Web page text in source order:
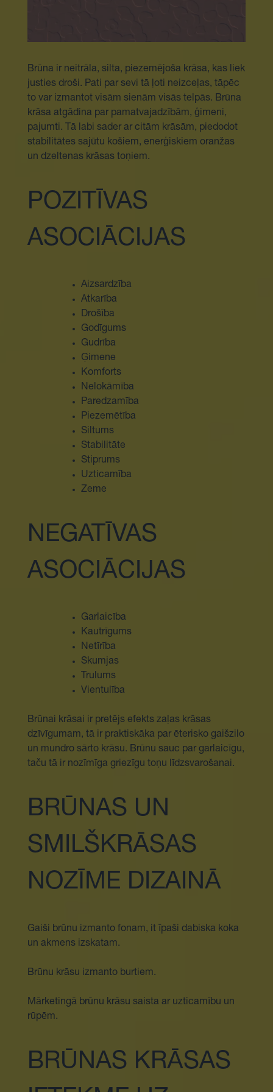
Brūna ir neitrāla, silta, piezemējoša krāsa, kas liek
justies droši. Pati par sevi tā ļoti neizceļas, tāpēc
to var izmantot visām sienām visās telpās. Brūna
krāsa atgādina par pamatvajadzībām, ģimeni,
pajumti. Tā labi sader ar citām krāsām, piedodot
stabilitātes sajūtu košiem, enerģiskiem oranžas
un dzeltenas krāsas toņiem.
POZITĪVAS
ASOCIĀCIJAS
Aizsardzība
Atkarība
Drošība
Godīgums
Gudrība
Ģimene
Komforts
Nelokāmība
Paredzamība
Piezemētība
Siltums
Stabilitāte
Stiprums
Uzticamība
Zeme
NEGATĪVAS
ASOCIĀCIJAS
Garlaicība
Kautrīgums
Netīrība
Skumjas
Trulums
Vientulība
Brūnai krāsai ir pretējs efekts zaļas krāsas
dzīvīgumam, tā ir praktiskāka par ēterisko gaišzilo
un mundro sārto krāsu. Brūnu sauc par garlaicīgu,
taču tā ir nozīmīga griezīgu toņu līdzsvarošanai.
BRŪNAS UN
SMILŠKRĀSAS
NOZĪME DIZAINĀ
Gaiši brūnu izmanto fonam, it īpaši dabiska koka
un akmens izskatam.
Brūnu krāsu izmanto burtiem.
Mārketingā brūnu krāsu saista ar uzticamību un
rūpēm.
BRŪNAS KRĀSAS